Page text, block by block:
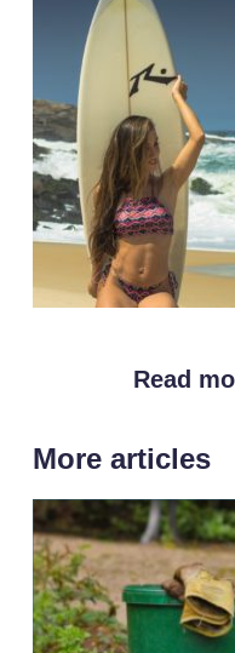
Read
More articles